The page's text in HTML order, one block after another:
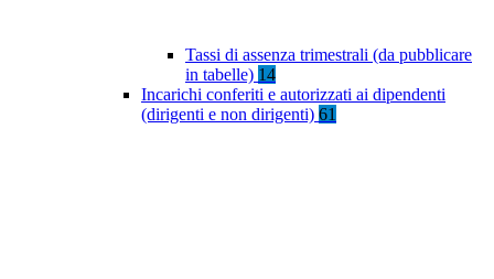
Tassi di assenza trimestrali (da pubblicare
in tabelle) 14
Incarichi conferiti e autorizzati ai dipendenti
(dirigenti e non dirigenti) 61